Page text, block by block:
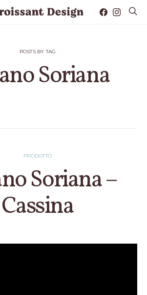
POSTS BY TAG
Soriana
PRODOTTO
Soriana –
Cassina